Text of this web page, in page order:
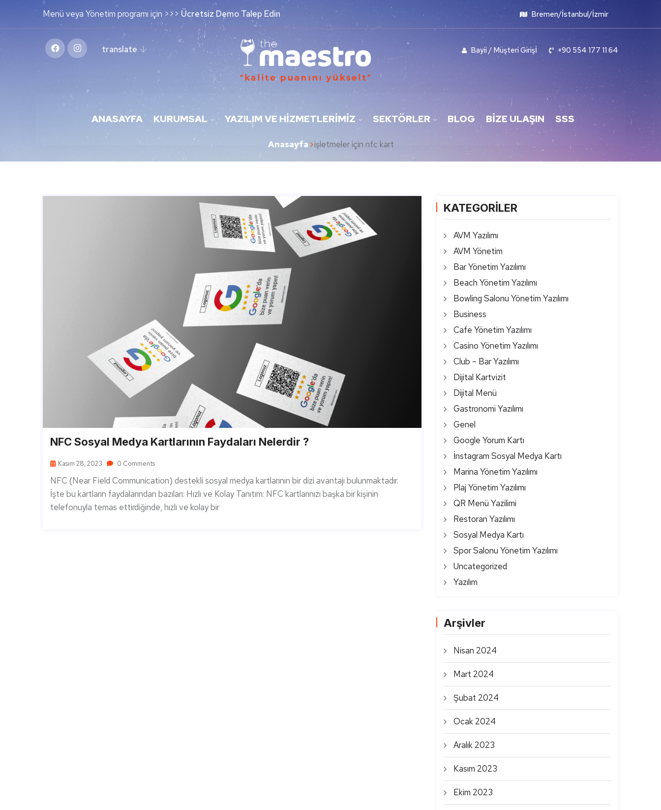
Menü veya Yönetim programı için >>> Ücretsiz Demo Talep Edin Bremen/İstanbul/İzmir
translate Bayii / Müşteri Girişİ +90 554 177 11 64
ANASAYFA KURUMSAL YAZILIM VE HIZMETLERIMIZ SEKTÖRLER BLOG BIZE ULAŞIN SSS
Anasayfa işletmeler için nfc kart
NFC Sosyal Medya Kartlarının Faydaları Nelerdir ?
Kasım 28, 2023 0 Comments
NFC (Near Field Communication) destekli sosyal medya kartlarının bir dizi avantajı bulunmaktadır.
İşte bu kartların faydalarından bazıları: Hızlı ve Kolay Tanıtım: NFC kartlarınızı başka bir kişinin
telefonuyla temas ettirdiğinde, hızlı ve kolay bir
KATEGORİLER
AVM Yazılımı
AVM Yönetim
Bar Yönetim Yazılımı
Beach Yönetim Yazılımı
Bowling Salonu Yönetim Yazılımı
Business
Cafe Yönetim Yazılımı
Casino Yönetim Yazılımı
Club – Bar Yazılımı
Dijital Kartvizit
Dijital Menü
Gastronomi Yazılımı
Genel
Google Yorum Kartı
İnstagram Sosyal Medya Kartı
Marina Yönetim Yazılımı
Plaj Yönetim Yazılımı
QR Menü Yazilimi
Restoran Yazılımı
Sosyal Medya Kartı
Spor Salonu Yönetim Yazılımı
Uncategorized
Yazılım
Arşivler
Nisan 2024
Mart 2024
Şubat 2024
Ocak 2024
Aralık 2023
Kasım 2023
Ekim 2023